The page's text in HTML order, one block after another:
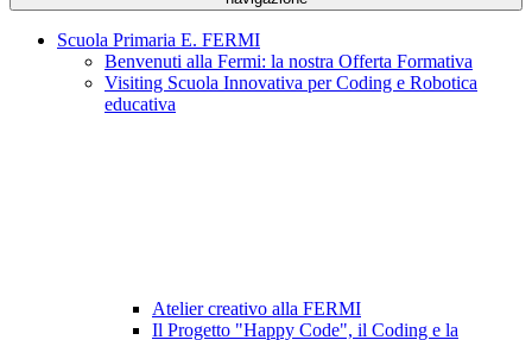
Scuola Primaria E. FERMI
Benvenuti alla Fermi: la nostra Offerta Formativa
Visiting Scuola Innovativa per Coding e Robotica
educativa
Atelier creativo alla FERMI
Il Progetto "Happy Code", il Coding e la